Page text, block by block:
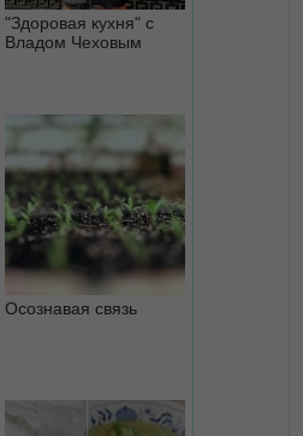
"Здоровая кухня" с
Владом Чеховым
Осознавая связь